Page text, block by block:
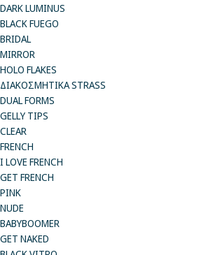
DARK LUMINUS
BLACK FUEGO
BRIDAL
MIRROR
HOLO FLAKES
ΔΙΑΚΟΣΜΗΤΙΚΑ STRASS
DUAL FORMS
GELLY TIPS
CLEAR
FRENCH
I LOVE FRENCH
GET FRENCH
PINK
NUDE
BABYBOOMER
GET NAKED